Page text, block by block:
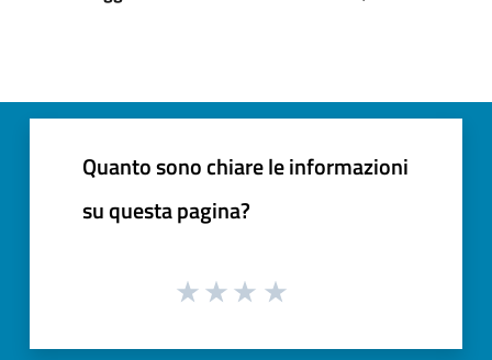
Quanto sono chiare le informazioni
su questa pagina?